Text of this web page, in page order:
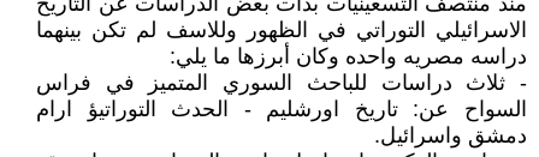
الاسرائيلي التوراتي في الظهور وللاسف لم تكن بينهما
دراسه مصريه واحده وكان أبرزها ما يلي:
- ثلاث دراسات للباحث السوري المتميز في فراس
السواح عن: تاريخ اورشليم - الحدث التوراتيؤ ارام
دمشق واسرائيل.